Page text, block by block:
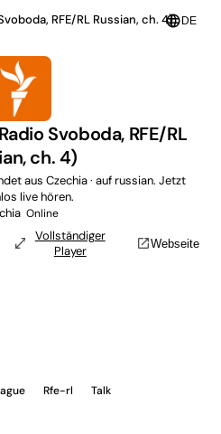
language DE
RFE/RL Russian, ch. 4)
Svoboda, RFE/RL
ch. 4)
aus Czechia · auf russian. Jetzt
live hören.
Online
open_in_full
Vollständiger
Player
open_in_newWebseite
Rfe-rl Talk